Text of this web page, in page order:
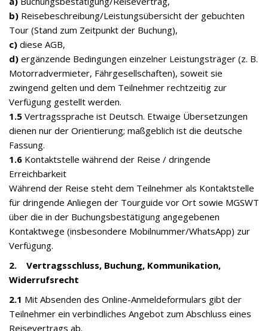
b) Reisebeschreibung/Leistungsübersicht der gebuchten
Tour (Stand zum Zeitpunkt der Buchung),
c) diese AGB,
d) ergänzende Bedingungen einzelner Leistungsträger (z. B.
Motorradvermieter, Fährgesellschaften), soweit sie
zwingend gelten und dem Teilnehmer rechtzeitig zur
Verfügung gestellt werden.
1.5 Vertragssprache ist Deutsch. Etwaige Übersetzungen
dienen nur der Orientierung; maßgeblich ist die deutsche
Fassung.
1.6 Kontaktstelle während der Reise / dringende
Erreichbarkeit
Während der Reise steht dem Teilnehmer als Kontaktstelle
für dringende Anliegen der Tourguide vor Ort sowie MGSWT
über die in der Buchungsbestätigung angegebenen
Kontaktwege (insbesondere Mobilnummer/WhatsApp) zur
Verfügung.
2. Vertragsschluss, Buchung, Kommunikation,
Widerrufsrecht
2.1 Mit Absenden des Online-Anmeldeformulars gibt der
Teilnehmer ein verbindliches Angebot zum Abschluss eines
Reisevertrags ab.